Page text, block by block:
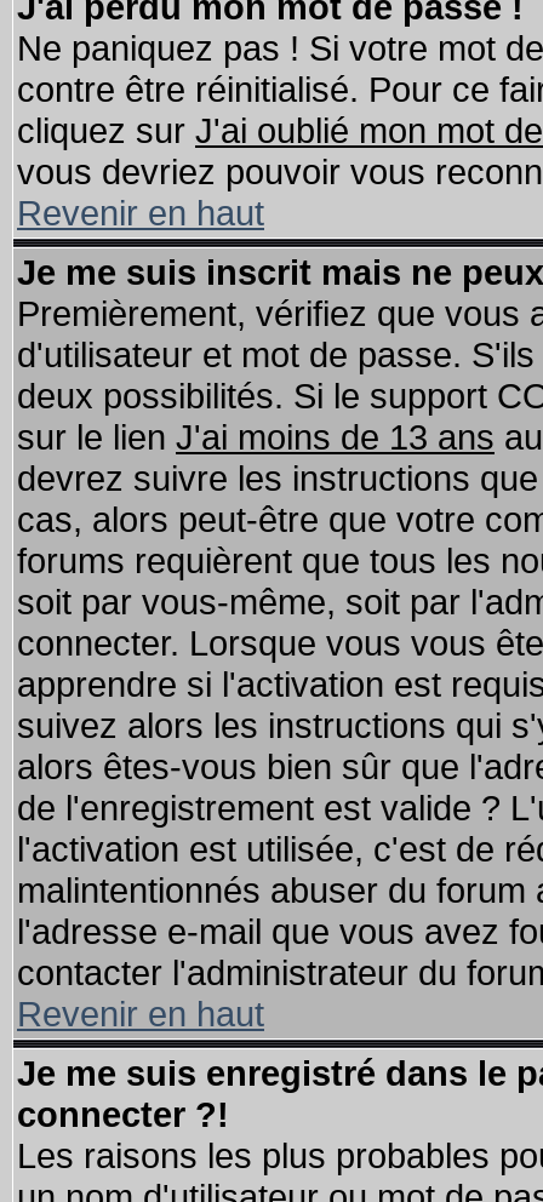
Ne paniquez pas ! Si votre mot
contre être réinitialisé. Pour ce
cliquez sur J'ai oublié mon mot
vous devriez pouvoir vous
Revenir en haut
Je me suis inscrit mais ne
Premièrement, vérifiez que vous
d'utilisateur et mot de passe.
deux possibilités. Si le support
sur le lien J'ai moins de 13 ans
devrez suivre les instructions
cas, alors peut-être que votre
forums requièrent que tous les
soit par vous-même, soit par
connecter. Lorsque vous vous
apprendre si l'activation est
suivez alors les instructions qui
alors êtes-vous bien sûr que
de l'enregistrement est valide ?
l'activation est utilisée, c'est de
malintentionnés abuser du
l'adresse e-mail que vous avez
contacter l'administrateur du
Revenir en haut
Je me suis enregistré dans le
connecter ?!
Les raisons les plus probables